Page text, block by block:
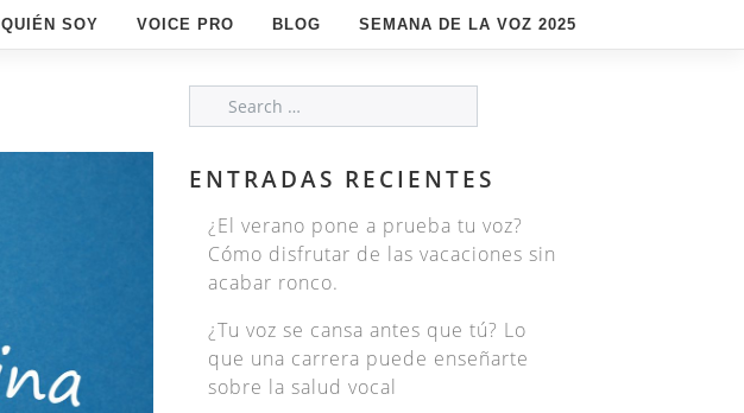
QUIÉN SOY VOICE PRO BLOG SEMANA DE LA VOZ 2025
ENTRADAS RECIENTES
¿El verano pone a prueba tu voz?
Cómo disfrutar de las vacaciones sin
acabar ronco.
¿Tu voz se cansa antes que tú? Lo
que una carrera puede enseñarte
sobre la salud vocal